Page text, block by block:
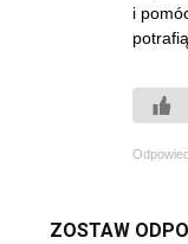
i
ZOSTAW